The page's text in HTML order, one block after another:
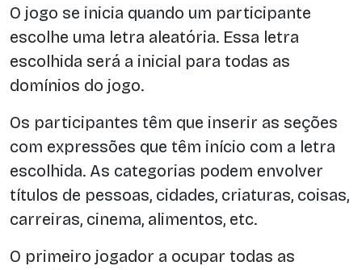
O jogo se inicia quando um participante
escolhe uma letra aleatória. Essa letra
escolhida será a inicial para todas as
domínios do jogo.
Os participantes têm que inserir as seções
com expressões que têm início com a letra
escolhida. As categorias podem envolver
títulos de pessoas, cidades, criaturas, coisas,
carreiras, cinema, alimentos, etc.
O primeiro jogador a ocupar todas as